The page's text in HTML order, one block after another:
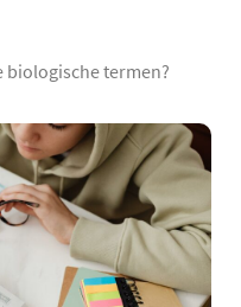
biologische termen?